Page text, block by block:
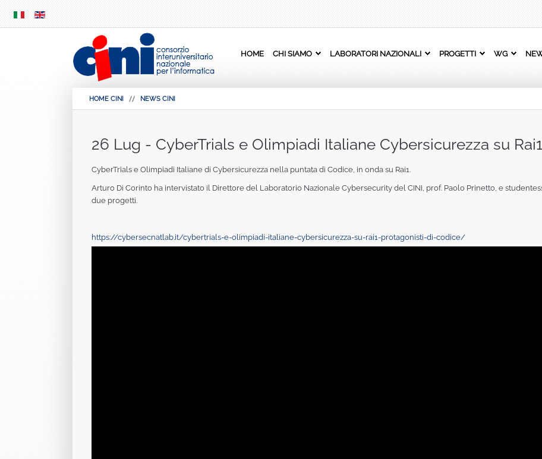
MENU
HOME CHI SIAMO LABORATORI NAZIONALI PROGETTI WG
HOME CINI NEWS CINI
26 Lug - CyberTrials e Olimpiadi Italiane Cybersicurezza su
CyberTrials e Olimpiadi Italiane di Cybersicurezza nella puntata di Codice, in onda su Rai1.
Arturo Di Corinto ha intervistato il Direttore del Laboratorio Nazionale Cybersecurity del CINI, prof. Paolo Prinetto, e
due progetti.
https://cybersecnatlab.it/cybertrials-e-olimpiadi-italiane-cybersicurezza-su-rai1-protagonisti-di-codice/